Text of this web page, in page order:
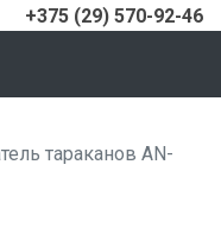
+375 (29) 570-92-46
тараканов AN-